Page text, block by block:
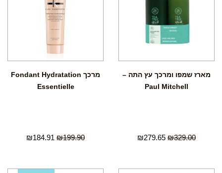
מארז שמפו ומרכך עץ התה –
Paul Mitchell
₪329.00
₪279.65
מרכך Fondant Hydratation
Essentielle
₪199.90
₪184.91